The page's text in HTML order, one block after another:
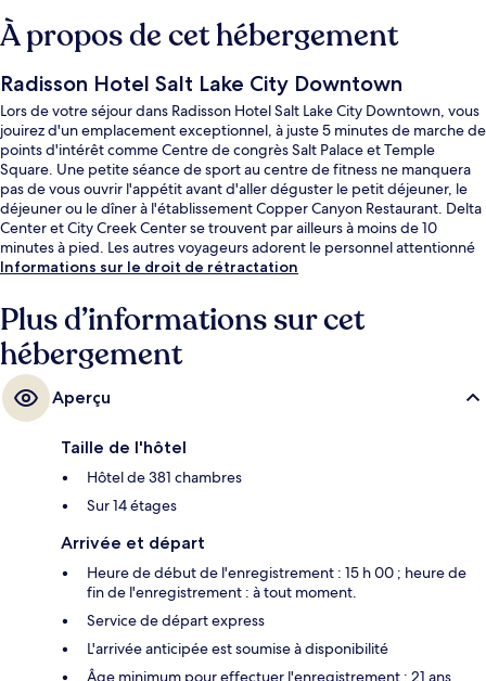
À propos de cet hébergement
Radisson Hotel Salt Lake City Downtown
Lors de votre séjour dans Radisson Hotel Salt Lake City Downtown, vous
jouirez d'un emplacement exceptionnel, à juste 5 minutes de marche de
points d'intérêt comme Centre de congrès Salt Palace et Temple
Square. Une petite séance de sport au centre de fitness ne manquera
pas de vous ouvrir l'appétit avant d'aller déguster le petit déjeuner, le
déjeuner ou le dîner à l'établissement Copper Canyon Restaurant. Delta
Center et City Creek Center se trouvent par ailleurs à moins de 10
minutes à pied. Les autres voyageurs adorent le personnel attentionné
et l'emplacement central. L'hébergement se situe à une très courte
Square se trouve à 4 min et Station de métro Arena, à 4 min.
Informations sur le droit de rétractation
Plus d’informations sur cet
hébergement
Aperçu
Taille de l'hôtel
Hôtel de 381 chambres
Sur 14 étages
Arrivée et départ
Heure de début de l'enregistrement : 15 h 00 ; heure de
fin de l'enregistrement : à tout moment.
Service de départ express
L'arrivée anticipée est soumise à disponibilité
Âge minimum pour effectuer l'enregistrement : 21 ans